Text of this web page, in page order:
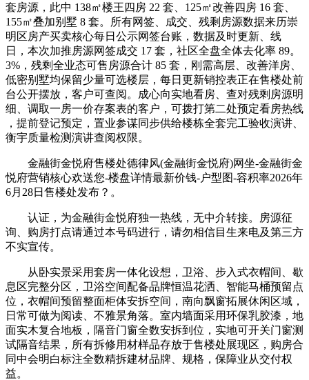
套房源，此中 138㎡楼王四房 22 套、125㎡改善四房 16 套、
155㎡叠加别墅 8 套。所有网签、成交、残剩房源数据来历崇
明区房产买卖核心每日公示网签台账，数据及时更新、线
日，本次加推房源网签成交 17 套，社区全盘全体去化率 89。
3%，残剩全业态可售房源合计 85 套，刚需高层、改善洋房、
低密别墅均保留少量可选楼层，每日更新销控表正在售楼处前
台公开摆放，客户可查阅。成心向实地看房、查对残剩房源明
细、调取一房一价存案表的客户，可拨打第二处预定看房热线
，提前登记预定，置业参谋同步供给楼栋全套完工验收演讲、
衡宇质量检测演讲查阅权限。
金融街金悦府售楼处德律风(金融街金悦府)网坐-金融街金
悦府营销核心欢送您-楼盘详情最新价钱-户型图-容积率2026年
6月28日售楼处发布？。
认证，为金融街金悦府独一热线，无中介转接。房源征
询、购房打点请通过本号码进行，请勿相信目生来电及第三方
不实宣传。
从卧实景采用套房一体化设想，卫浴、步入式衣帽间、歇
息区完整分区，卫浴空间配备品牌恒温花洒、智能马桶预留点
位，衣帽间预留整面柜体安拆空间，南向飘窗拓展休闲区域，
日常可做为阅读、不雅景角落。室内墙面采用环保乳胶漆，地
面实木复合地板，隔音门窗全数安拆到位，实地可开关门窗测
试隔音结果，所有拆修用材样品存放于售楼处展现区，购房合
同中会明白标注全数精拆建材品牌、规格，保障业从交付权
益。